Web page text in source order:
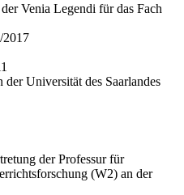
Venia Legendi für das Fach
2017
Universität des Saarlandes
der Professur für
(W2) an der